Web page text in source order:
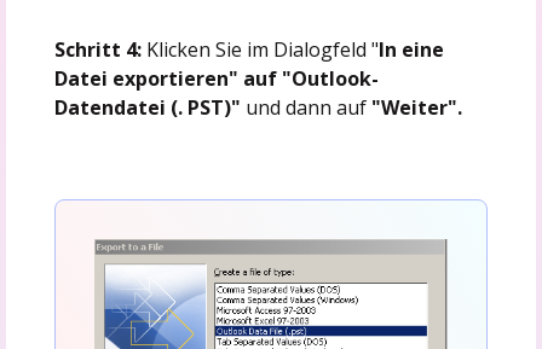
Schritt 4: Klicken Sie im Dialogfeld "In eine
Datei exportieren" auf "Outlook-
Datendatei (. PST)" und dann auf "Weiter".